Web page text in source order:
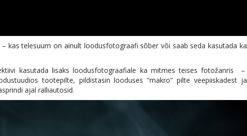
kas telesuum on ainult loodusfotograafi sõber või saab seda kasutada ka
kasutada lisaks loodusfotograafiale ka mitmes teises fotožanris –
tootepilte, pildistasin looduses “makro” pilte veepiiskadest ja
ajal ralliautosid.